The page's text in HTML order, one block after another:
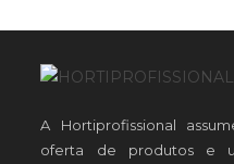
A Hortiprofissional
oferta de produtos e